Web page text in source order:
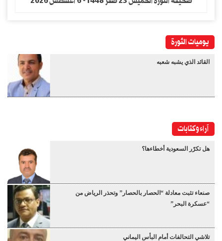
يوميات الثورة
القائد الذي يشبه شعبه
آراء وكتابات
هل تكرّر السعودية أخطاءها؟
صنعاء تثبت معادلة “الحصار بالحصار” وتحذر الرياض من
“عسكرة البحر”
تلاشي التحالفات أمام البأس اليماني